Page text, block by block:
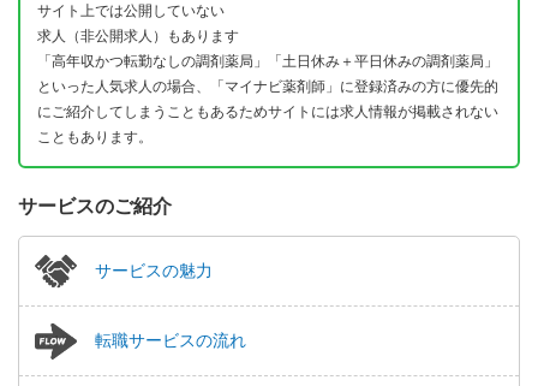
サイト上では公開していない
求人（非公開求人）もあります
「高年収かつ転勤なしの調剤薬局」「土日休み＋平日休みの調剤薬局」
といった人気求人の場合、「マイナビ薬剤師」に登録済みの方に優先的
にご紹介してしまうこともあるためサイトには求人情報が掲載されない
こともあります。
サービスのご紹介
サービスの魅力
転職サービスの流れ